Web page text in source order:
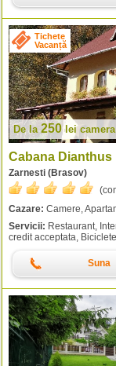
Tichete
Vacanță
De la 250lei
Cabana Dianthus
Zarnesti (Brasov)
Cazare: Camere,
Servicii: Restaurant,
credit acceptata,
Suna